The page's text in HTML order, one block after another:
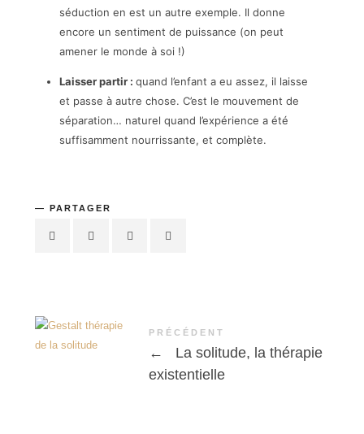
séduction en est un autre exemple. Il donne
encore un sentiment de puissance (on peut
amener le monde à soi !)
Laisser partir :quand l’enfant a eu assez, il laisse
et passe à autre chose. C’est le mouvement de
séparation… naturel quand l’expérience a été
suffisamment nourrissante, et complète.
PARTAGER
PRÉCÉDENT
←
La solitude, la thérapie
existentielle